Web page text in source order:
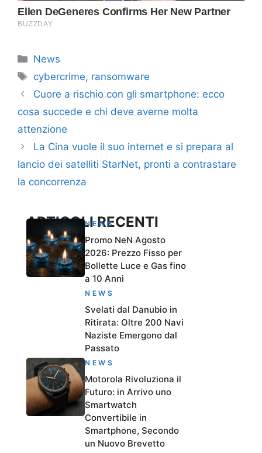
Categorie
News
Tag
cybercrime, ransomware
Cuore a rischio con gli smartphone: ecco
cosa succede e chi deve averne molta
attenzione
La Cina vuole il suo internet e si prepara al
lancio dei satelliti StarNet, pronti a contrastare
la concorrenza
ARTICOLI RECENTI
NEWS
Promo NeN Agosto
2026: Prezzo Fisso per
Bollette Luce e Gas fino
a 10 Anni
NEWS
Svelati dal Danubio in
Ritirata: Oltre 200 Navi
Naziste Emergono dal
Passato
NEWS
Motorola Rivoluziona il
Futuro: in Arrivo uno
Smartwatch
Convertibile in
Smartphone, Secondo
un Nuovo Brevetto